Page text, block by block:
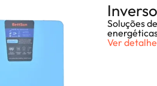
Soluções
Ver